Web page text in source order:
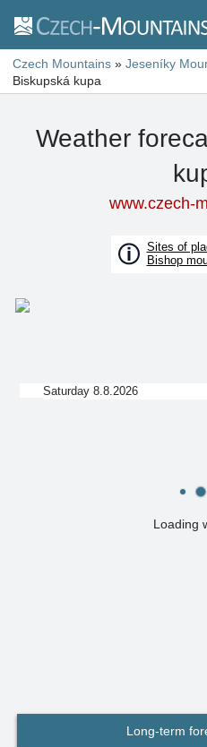
Czech Mountains » Jeseníky
Biskupská kupa
Weather
www.czech-
Sites of
Bishop
Loading
Saturday 8.8.2026
Long-term